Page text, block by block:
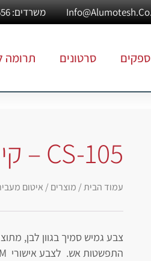
משרדים: 072-3953556
ספקים סרטונים תרומה
CS-105 – קייבל ספריי
עמוד הבית/מוצרים /איטום